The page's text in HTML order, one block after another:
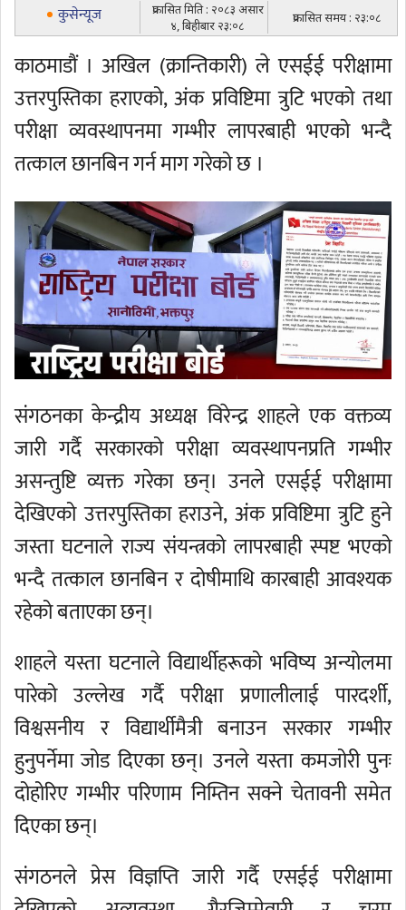
कुसेन्यूज
प्रकासित मिति : २०८३ असार
४, बिहीबार २३:०८
प्रकासित समय : २३:०८
काठमाडौं । अखिल (क्रान्तिकारी) ले एसईई परीक्षामा
उत्तरपुस्तिका हराएको, अंक प्रविष्टिमा त्रुटि भएको तथा
परीक्षा व्यवस्थापनमा गम्भीर लापरबाही भएको भन्दै
तत्काल छानबिन गर्न माग गरेको छ ।
संगठनका केन्द्रीय अध्यक्ष विरेन्द्र शाहले एक वक्तव्य
जारी गर्दै सरकारको परीक्षा व्यवस्थापनप्रति गम्भीर
असन्तुष्टि व्यक्त गरेका छन्। उनले एसईई परीक्षामा
देखिएको उत्तरपुस्तिका हराउने, अंक प्रविष्टिमा त्रुटि हुने
जस्ता घटनाले राज्य संयन्त्रको लापरबाही स्पष्ट भएको
भन्दै तत्काल छानबिन र दोषीमाथि कारबाही आवश्यक
रहेको बताएका छन्।
शाहले यस्ता घटनाले विद्यार्थीहरूको भविष्य अन्योलमा
पारेको उल्लेख गर्दै परीक्षा प्रणालीलाई पारदर्शी,
विश्वसनीय र विद्यार्थीमैत्री बनाउन सरकार गम्भीर
हुनुपर्नेमा जोड दिएका छन्। उनले यस्ता कमजोरी पुनः
दोहोरिए गम्भीर परिणाम निम्तिन सक्ने चेतावनी समेत
दिएका छन्।
संगठनले प्रेस विज्ञप्ति जारी गर्दै एसईई परीक्षामा